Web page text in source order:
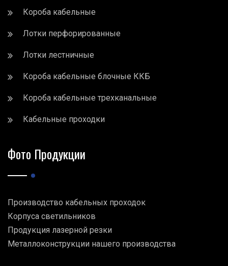
Короба кабельные
Лотки перфорированные
Лотки лестничные
Короба кабельные блочные ККБ
Короба кабельные трехканальные
Кабельные проходки
Фото Продукции
Производство кабельных проходок
Корпуса светильников
Продукция лазерной резки
Металлоконструкции нашего производства